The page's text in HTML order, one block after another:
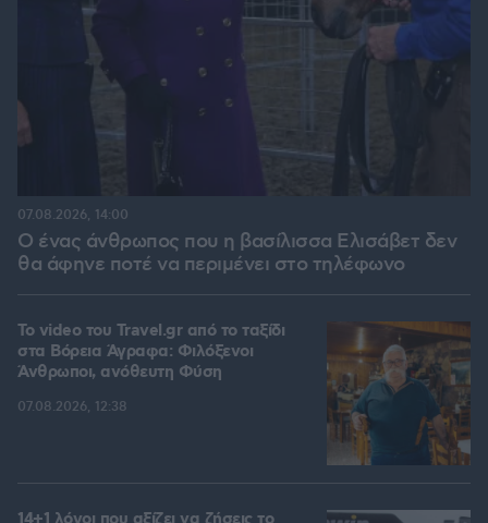
Ο ένας άνθρωπος που η βασίλισσα Ελισάβετ δεν
θα άφηνε ποτέ να περιμένει στο τηλέφωνο
07.08.2026, 14:00
To video του Travel.gr από το ταξίδι
στα Βόρεια Άγραφα: Φιλόξενοι
Άνθρωποι, ανόθευτη Φύση
07.08.2026, 12:38